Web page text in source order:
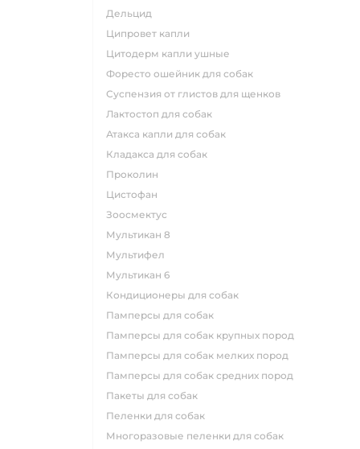
дельцид
ципровет капли
цитодерм капли ушные
форесто ошейник для собак
суспензия от глистов для щенков
лактостоп для собак
атакса капли для собак
кладакса для собак
проколин
цистофан
зоосмектус
мультикан 8
мультифел
мультикан 6
кондиционеры для собак
памперсы для собак
памперсы для собак крупных пород
памперсы для собак мелких пород
памперсы для собак средних пород
пакеты для собак
пеленки для собак
многоразовые пеленки для собак